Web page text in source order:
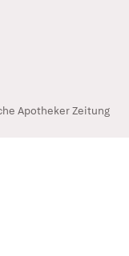
Apotheker Zeitung